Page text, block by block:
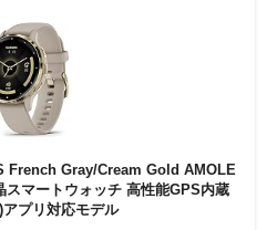
French Gray/Cream Gold AMOLE
スマートウォッチ 高性能GPS内蔵
アプリ対応モデル